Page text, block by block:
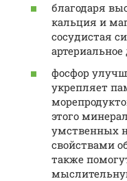
благодаря
кальция и
сосудистая
фосфор
укрепляет
этого
умственных
свойствами
также